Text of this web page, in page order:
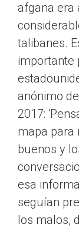
afgana era
talibanes.
importante
anónimo
2017:
mapa para
buenos y
esa
seguían
los malos,